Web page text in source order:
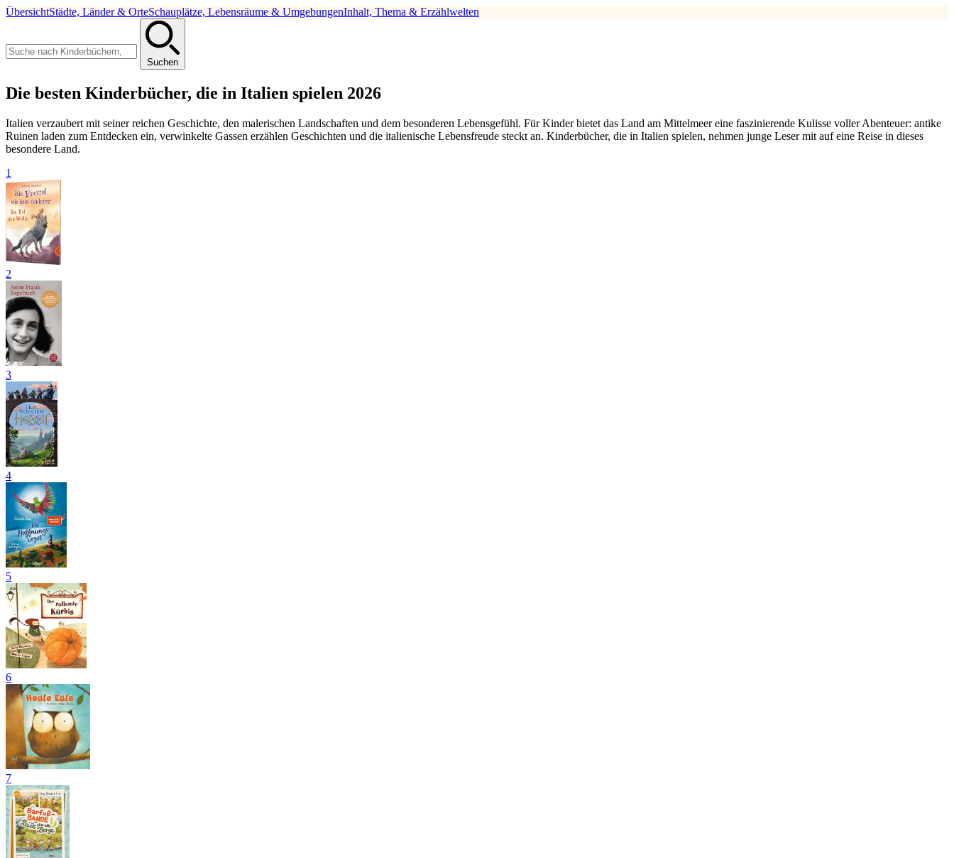
ÜbersichtStädte, Länder & OrteSchauplätze, Lebensräume & UmgebungenInhalt, Thema & Erzählwelten
Suchen
Die besten Kinderbücher, die in Italien spielen 2026
Italien verzaubert mit seiner reichen Geschichte, den malerischen Landschaften und dem besonderen Lebensgefühl. Für Kinder bietet das Land am Mittelmeer eine faszinierende Kulisse voller Abenteuer: antike
Ruinen laden zum Entdecken ein, verwinkelte Gassen erzählen Geschichten und die italienische Lebensfreude steckt an. Kinderbücher, die in Italien spielen, nehmen junge Leser mit auf eine Reise in dieses
besondere Land.
1
2
3
4
5
6
7